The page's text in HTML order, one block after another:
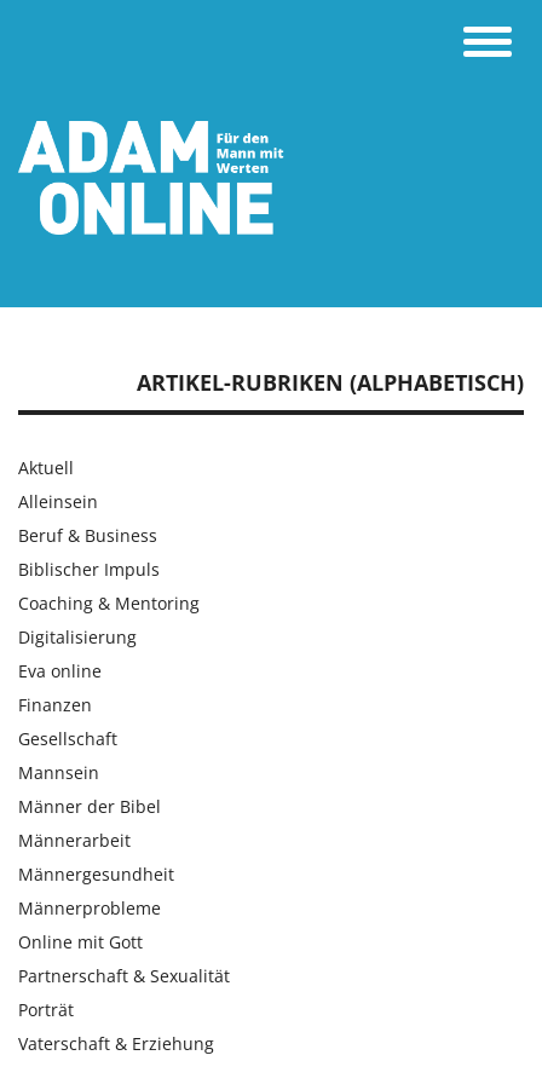
Toggle
ARTIKEL-RUBRIKEN (ALPHABETISCH)
Aktuell
Alleinsein
Beruf & Business
Biblischer Impuls
Coaching & Mentoring
Digitalisierung
Eva online
Finanzen
Gesellschaft
Mannsein
Männer der Bibel
Männerarbeit
Männergesundheit
Männerprobleme
Online mit Gott
Partnerschaft & Sexualität
Porträt
Vaterschaft & Erziehung